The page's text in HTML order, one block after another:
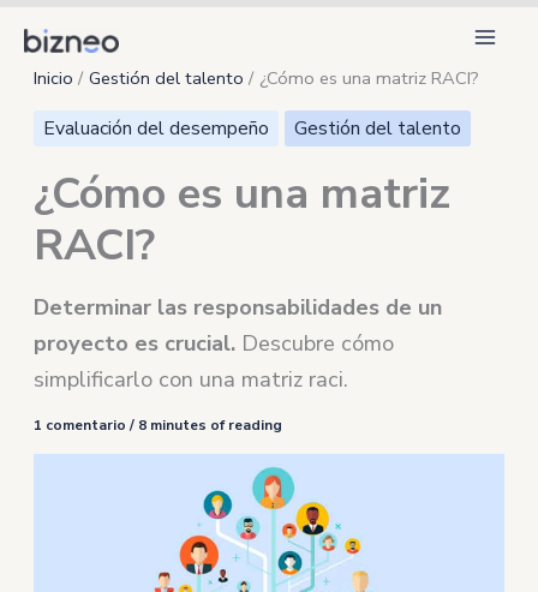
contenido
Inicio Gestión del talento ¿Cómo es una matriz RACI?
Evaluación del desempeño Gestión del talento
¿Cómo es una matriz
RACI?
Determinar las responsabilidades de un
proyecto es crucial. Descubre cómo
simplificarlo con una matriz raci.
1 comentario / 8 minutes of reading